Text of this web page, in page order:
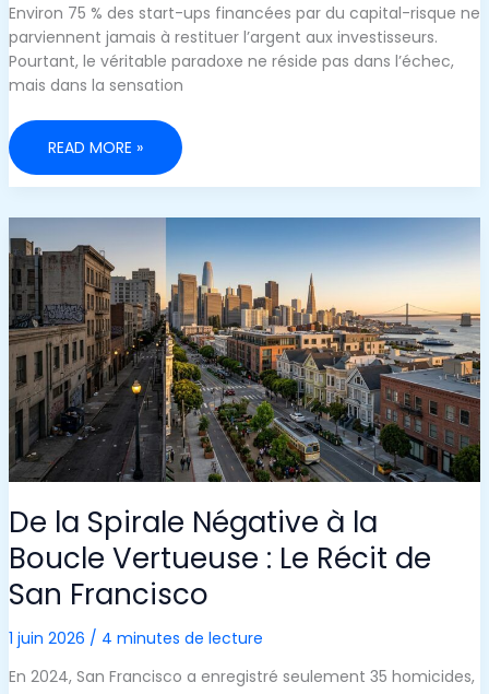
Environ 75 % des start-ups financées par du capital-risque ne
parviennent jamais à restituer l’argent aux investisseurs.
Pourtant, le véritable paradoxe ne réside pas dans l’échec,
mais dans la sensation
LE
D’UN
ENTREPRENEUR
DU
À
UNE
SORTIE
RÉUSSIE
CHEZ
SYMANTEC
READ MORE »
De la Spirale Négative à la
Boucle Vertueuse : Le Récit de
San Francisco
1 juin 2026 / 4 minutes de lecture
En 2024, San Francisco a enregistré seulement 35 homicides,